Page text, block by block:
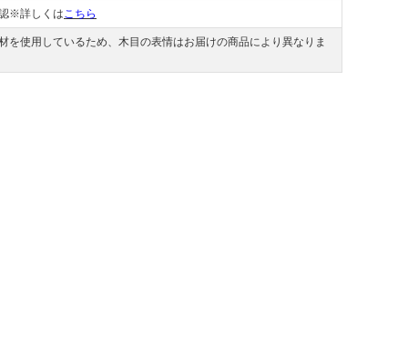
※詳しくはこちら
を使用しているため、木目の表情はお届けの商品により異なりま